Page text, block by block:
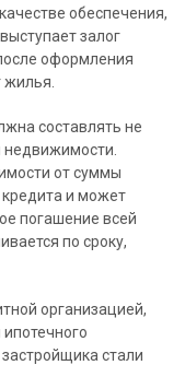
обеспечения,
залог
оформления
жилья.
составлять не
недвижимости.
от суммы
кредита и может
погашение всей
по сроку,
организацией,
стали